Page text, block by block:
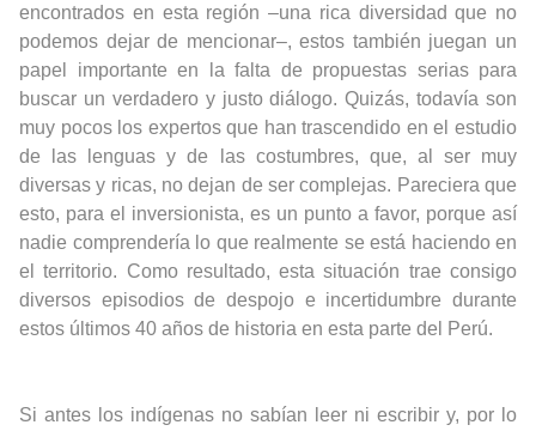
encontrados en esta región –una rica diversidad que no
podemos dejar de mencionar–, estos también juegan un
papel importante en la falta de propuestas serias para
buscar un verdadero y justo diálogo. Quizás, todavía son
muy pocos los expertos que han trascendido en el estudio
de las lenguas y de las costumbres, que, al ser muy
diversas y ricas, no dejan de ser complejas. Pareciera que
esto, para el inversionista, es un punto a favor, porque así
nadie comprendería lo que realmente se está haciendo en
el territorio. Como resultado, esta situación trae consigo
diversos episodios de despojo e incertidumbre durante
estos últimos 40 años de historia en esta parte del Perú.
Si antes los indígenas no sabían leer ni escribir y, por lo